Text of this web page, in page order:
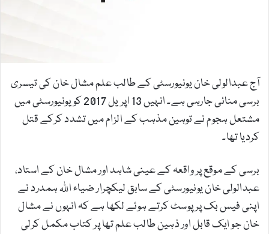
آج عبدالولی خان یونیورسٹی کے طالب علم مشال خان کی تیسری
برسی منائی جارہی ہے۔ انہیں 13 اپریل 2017 کو یونیورسٹی میں
مشتعل ہجوم نے توہین مذہب کے الزام میں تشدد کرکے قتل
کردیا تھا۔
برسی کے موقع پر واقعہ کے عینی شاہد اور مشال خان کے استاد،
عبدالولی خان یونیورسٹی کے سابق لیکچرار ضیاء اللہ ہمدرد نے
اپنی فیس بک پر پوسٹ کرتے ہوئے لکھا ہے کہ انہوں نے مشال
خان جو ایک قابل اور ذہین طالب علم تھا پر کتاب مکمل کرلی